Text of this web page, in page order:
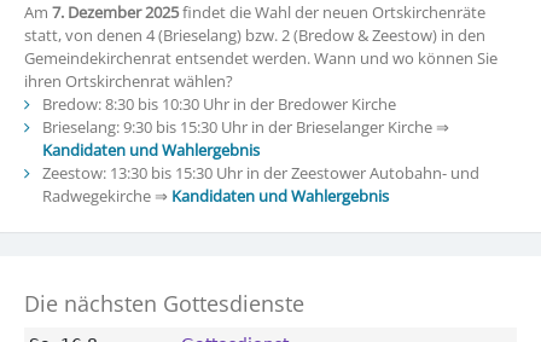
Am 7. Dezember 2025findet die Wahl der neuen Ortskirchenräte
statt, von denen 4 (Brieselang) bzw. 2 (Bredow & Zeestow) in den
Gemeindekirchenrat entsendet werden. Wann und wo können Sie
ihren Ortskirchenrat wählen?
Bredow: 8:30 bis 10:30 Uhr in der Bredower Kirche
Brieselang: 9:30 bis 15:30 Uhr in der Brieselanger Kirche ⇒
Kandidaten und Wahlergebnis
Zeestow: 13:30 bis 15:30 Uhr in der Zeestower Autobahn- und
Radwegekirche ⇒ Kandidaten und Wahlergebnis
Die nächsten Gottesdienste